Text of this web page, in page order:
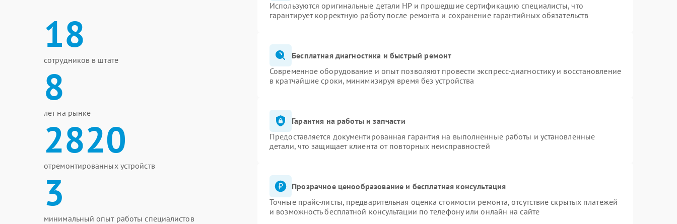
18
сотрудников в штате
8
лет на рынке
2820
отремонтированных устройств
3
минимальный опыт работы специалистов
Используются оригинальные детали HP и прошедшие сертификацию специалисты, что
гарантирует корректную работу после ремонта и сохранение гарантийных обязательств
Бесплатная диагностика и быстрый ремонт
Современное оборудование и опыт позволяют провести экспресс-диагностику и восстановление
в кратчайшие сроки, минимизируя время без устройства
Гарантия на работы и запчасти
Предоставляется документированная гарантия на выполненные работы и установленные
детали, что защищает клиента от повторных неисправностей
Прозрачное ценообразование и бесплатная консультация
Точные прайс-листы, предварительная оценка стоимости ремонта, отсутствие скрытых платежей
и возможность бесплатной консультации по телефону или онлайн на сайте